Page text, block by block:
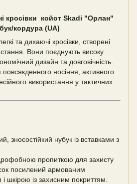
кросівки койот Skadi "Орлан"
кордура (UA)
та дихаючі кросівки, створені
Вони поєднують високу
дизайн та довговічність.
носіння, активного
використання у тактичних
зносостійкий нубук із вставками з
пропиткою для захисту
посилений армованим
шкірою із захисним покриттям.